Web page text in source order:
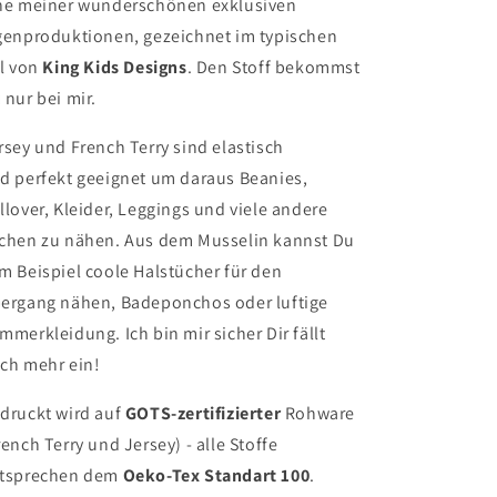
meiner wunderschönen exklusiven
gezeichnet im typischen
von King Kids Designs. Den Stoff bekommst
nur bei mir.
und French Terry sind elastisch
perfekt geeignet um daraus Beanies,
Kleider, Leggings und viele andere
zu nähen. Aus dem Musselin kannst Du
Beispiel coole Halstücher für den
nähen, Badeponchos oder luftige
Ich bin mir sicher Dir fällt
mehr ein!
wird aufGOTS-zertifizierterRohware
Terry und Jersey) - alle Stoffe
dem Oeko-Tex Standart 100.